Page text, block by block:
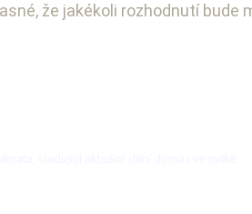
že jakékoli rozhodnutí bude